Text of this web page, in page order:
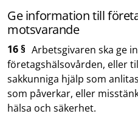
Ge information till
motsvarande
16 § Arbetsgivaren ska ge
företagshälsovården, eller
sakkunniga hjälp som
som påverkar, eller
hälsa och säkerhet.